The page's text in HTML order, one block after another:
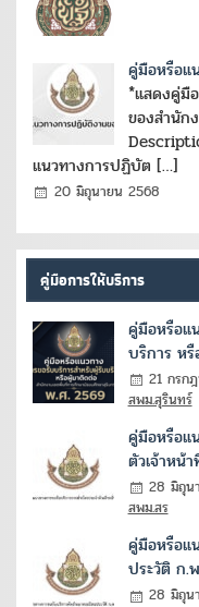
คู่มือหรือแ
*แสดงคู่มื
ของสำนัก
แนวทางการปฏิบัต […]
20 มิถุนายน 2568
คู่มือการให้บริการ
คู่มือหรือแ
บริการ ห
21 กรก
สพม.สุรินทร์
คู่มือหรือแ
ตัวเจ้าหน้
28 มิถุน
สพม.สร
คู่มือหรือแ
ประวัติ ก.
28 มิถุน